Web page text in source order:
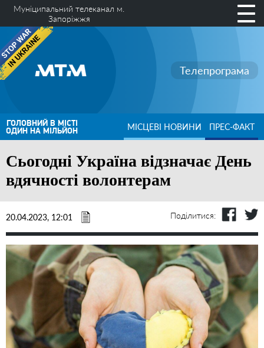
Муніципальний телеканал м.
Запоріжжя
Телепрограма
ГОЛОВНИЙ В МІСТІ
ОДИН НА МІЛЬЙОН МІСЦЕВІ НОВИНИ ПРЕС-ФАКТ
Сьогодні Україна відзначає День
вдячності волонтерам
20.04.2023, 12:01 Поділитися: